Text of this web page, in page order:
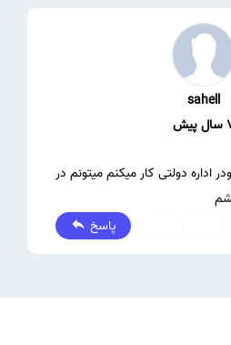
sahell
اداره دولتی کار میکنم میتونم در
پاسخ